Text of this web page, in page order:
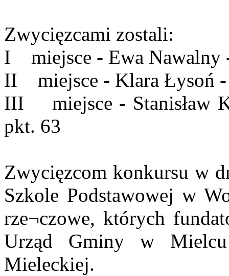
Zwycięzcami zostali:
I miejsce - Ewa Nawalny
II miejsce - Klara Łysoń -
III miejsce - Stanisław
pkt. 63
Zwycięzcom konkursu w
Szkole Podstawowej w
rze¬czowe, których
Urząd Gminy w
Mieleckiej.